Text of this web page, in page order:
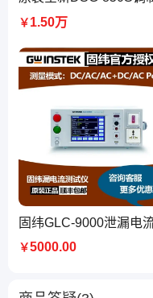
￥1.50万
￥5000.00